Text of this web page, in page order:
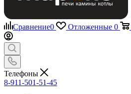
Сравнение0 Отложенные 0
Телефоны
8-911-501-51-45